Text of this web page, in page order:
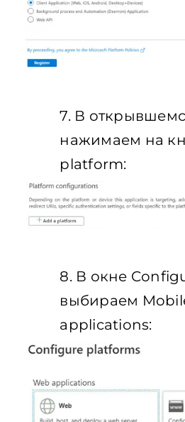
7. В
нажимаем на
platform:
8. В окне
выбираем
applications: